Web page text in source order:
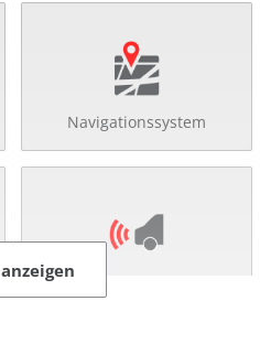
Navigationssystem